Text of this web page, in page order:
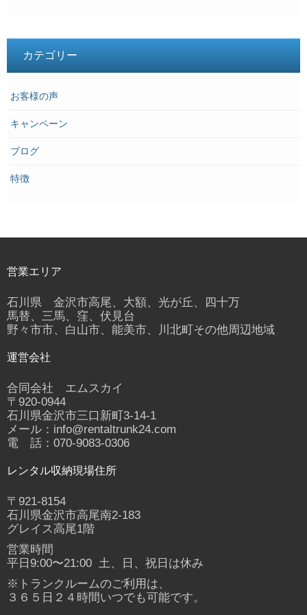
カテゴリー
お客様の声
キャンペーン
ブログ
特徴
営業エリア
石川県 金沢市高尾、大額、光が丘、四十万
馬替、三馬、窪、伏見台
野々市市、白山市、能美市、川北町その他周辺地域
運営会社
合同会社 エムスカイ
〒920-0944
石川県金沢市三口新町3-14-1
メール：info@rentaltrunk24.com
電 話：070-9083-0306
レンタル収納現場住所
〒921-8154
石川県金沢市高尾南2-183
グレイス高尾1階
営業時間
平日9:00〜21:00 土、日、祝日は休み
※トランクルームのご利用は、
３６５日２４時間いつでも可能です。